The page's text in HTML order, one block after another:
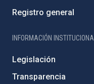
Registro general
INFORMACIÓN INSTITUCIONAL
Legislación
Transparencia